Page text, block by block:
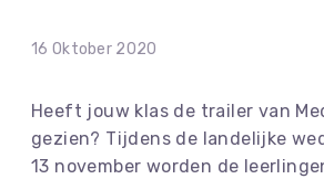
16 Oktober 2020
Heeft jouw klas de trailer van
gezien? Tijdens de landelijke
13 november worden de